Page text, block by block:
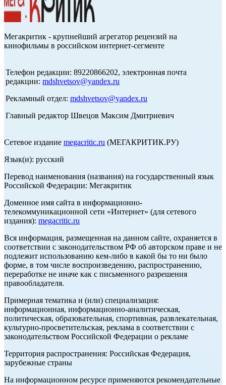
Мегакритик - крупнейший агрегатор рецензий на
кинофильмы в российском интернет-сегменте
Телефон редакции: 89220866202, электронная почта
редакции: mdshvetsov@yandex.ru
Рекламный отдел: mdshvetsov@yandex.ru
Главный редактор Швецов Максим Дмитриевич
Сетевое издание megacritic.ru (МЕГАКРИТИК.РУ)
Язык(и): русский
Перевод наименования (названия) на государственный язык
Российской Федерации: Мегакритик
Доменное имя сайта в информационно-
телекоммуникационной сети «Интернет» (для сетевого
издания): megacritic.ru
Вся информация, размещенная на данном сайте, охраняется в
соответствии с законодательством РФ об авторском праве и не
подлежит использованию кем-либо в какой бы то ни было
форме, в том числе воспроизведению, распространению,
переработке не иначе как с письменного разрешения
правообладателя.
Примерная тематика и (или) специализация:
информационная, информационно-аналитическая,
политическая, образовательная, спортивная, развлекательная,
культурно-просветительская, реклама в соответствии с
законодательством Российской Федерации о рекламе
Территория распространения: Российская Федерация,
зарубежные страны
На информационном ресурсе применяются рекомендательные